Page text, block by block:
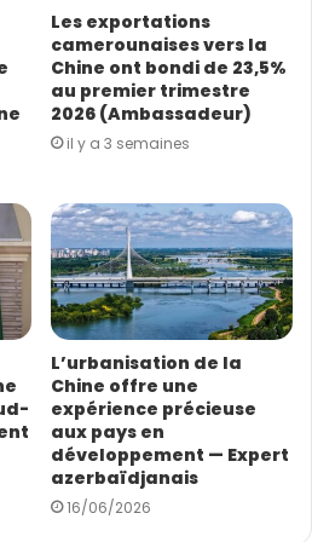
pays, l’installation de plus
au Cameroun lesquelles
d’emplois au Cameroun.
pouvez-vous nous
mot le climat des affaires
actuellement entre le
des affaires qui règne
pays est au beau fixe et
gagnant-gagnant est partagé
la coopération entre nos deux
de nouveaux modèles
Les exportations
camerounaises vers la
Chine ont bondi de 23,5%
au premier trimestre
2026 (Ambassadeur)
il y a 3 semaines
L’urbanisation de la
Chine offre une
expérience précieuse
aux pays en
développement — Expert
azerbaïdjanais
16/06/2026